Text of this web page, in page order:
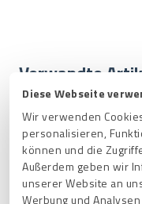
Diese Webseite
Wir verwenden
personalisieren,
können und die
Außerdem geben wir
unserer Website an
Werbung und
Verwandte
Mit ProvenExpert QR-
Was sind
sie ermittelt?
Mein Geschäft hat
unterschiedlichen